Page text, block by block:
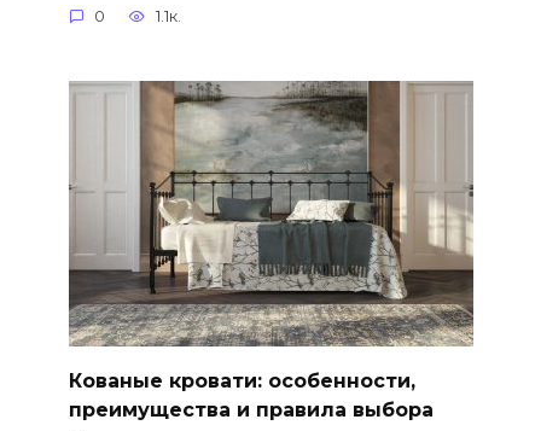
0 1.1к.
Кованые кровати: особенности,
преимущества и правила выбора